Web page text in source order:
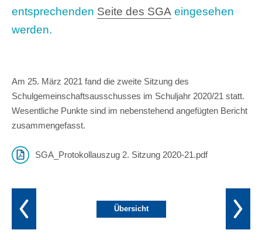
entsprechenden Seite des SGA eingesehen
werden.
Am 25. März 2021 fand die zweite Sitzung des
Schulgemeinschaftsausschusses im Schuljahr 2020/21 statt.
Wesentliche Punkte sind im nebenstehend angefügten Bericht
zusammengefasst.
SGA_Protokollauszug 2. Sitzung 2020-21.pdf
Übersicht